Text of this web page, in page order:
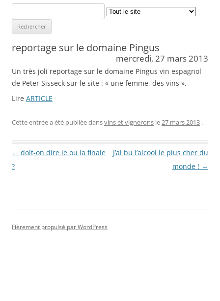
for:
reportage sur le domaine Pingus
mercredi, 27 mars 2013
Un très joli reportage sur le domaine Pingus vin espagnol
de Peter Sisseck sur le site : « une femme, des vins ».
Lire ARTICLE
Cette entrée a été publiée dansvins et vignerons le27 mars 2013 .
Navigation des articles
← doit-on dire le ou la finale
?
J’ai bu l’alcool le plus cher du
monde ! →
Fièrement propulsé par WordPress